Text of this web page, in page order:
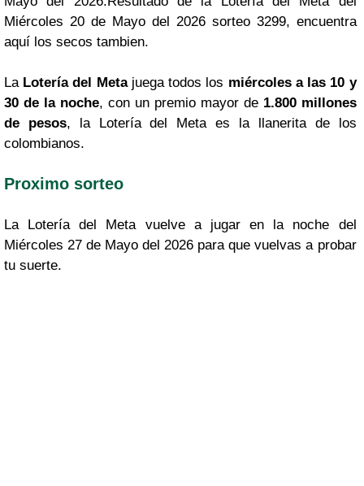
Miércoles 20 de Mayo del 2026 sorteo 3299, encuentra
aquí los secos tambien.
La Lotería del Metajuega todos los miércoles a las 10 y
30 de la noche, con un premio mayor de 1.800 millones
de pesos, la Lotería del Meta es la llanerita de los
colombianos.
Proximo sorteo
La Lotería del Meta vuelve a jugar en la noche del
Miércoles 27 de Mayo del 2026 para que vuelvas a probar
tu suerte.